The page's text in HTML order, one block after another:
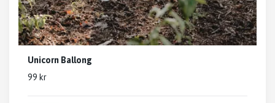
Unicorn Ballong
99 kr